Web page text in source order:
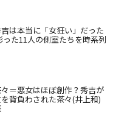
吉は本当に「女狂い」だった
た11人の側室たちを時系列
々＝悪女はほぼ創作？秀吉が
背負わされた茶々(井上和)